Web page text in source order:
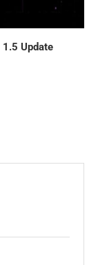
1.5 Update